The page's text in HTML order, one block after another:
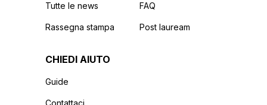
Tutte le news
Rassegna stampa
FAQ
Post lauream
CHIEDI AIUTO
Guide
Contattaci